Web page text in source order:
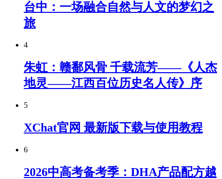
台中：一场融合自然与人文的梦幻之
旅
4
朱虹：赣鄱风骨 千载流芳——《人杰
地灵——江西百位历史名人传》序
5
XChat官网 最新版下载与使用教程
6
2026中高考备考季：DHA产品配方越